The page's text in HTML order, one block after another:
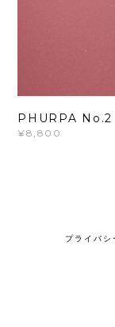
PHURPA No.2
¥8,800
プライバシ